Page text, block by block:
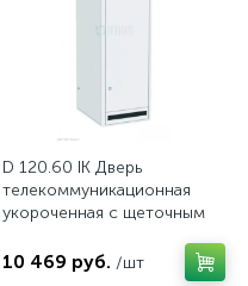
D 120.60 IK Дверь
телекоммуникационная
укороченная с щеточным
10 469 руб. /шт